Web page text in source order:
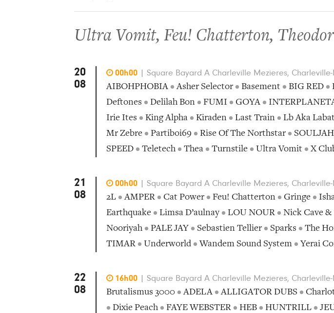
Ultra Vomit, Feu! Chatterton,
20
08
 00h00 Square Bayard A Charleville Mezieres,
AIBOHPHOBIA •Asher Selector • Basement • BIG RED •
Deftones • Delilah Bon • FUMI • GOYA •
Irie Ites • King Alpha • Kiraden • Last Train • Lb Aka
Mr Zebre • Partiboi69 • Rise Of The Northstar •
SPEED • Teletech • Thea • Turnstile • Ultra Vomit • X
21
08
 00h00 Square Bayard A Charleville Mezieres,
2L •AMPER • Cat Power • Feu! Chatterton • Gringe •
Earthquake • Limsa D’aulnay• LOU NOUR • Nick Cave &
Nooriyah • PALE JAY • Sebastien Tellier • Sparks • The
TIMAR • Underworld •Wandem Sound System • Yerai
22
08
 16h00 Square Bayard A Charleville Mezieres,
Brutalismus 3000 •ADELA •ALLIGATOR DUBS •
• Dixie Peach • FAYE WEBSTER • HEB • HUNTRILL •